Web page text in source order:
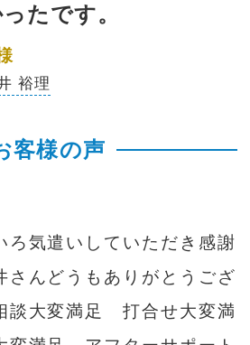
たです。
裕理
客様の声
ろ気遣いしていただき感謝
さんどうもありがとうござ
談大変満足 打合せ大変満